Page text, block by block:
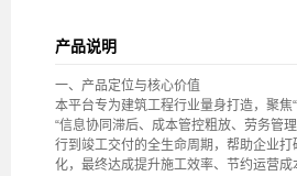
产品说明
一、产品定位与核心价值
本平台专为建筑工程行业量身打造，聚
“信息协同滞后、成本管控粗放、劳务管
行到竣工交付的全生命周期，帮助企业
化，最终达成提升施工效率、节约运营成